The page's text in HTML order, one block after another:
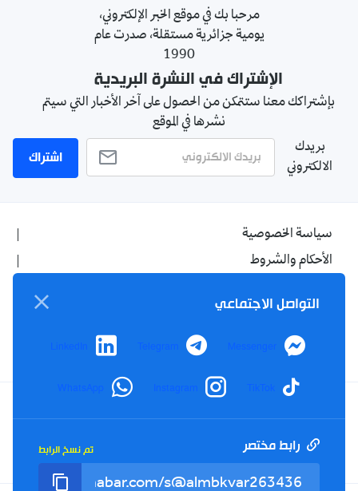
مرحبا بك في موقع الخبر الإلكتروني،
يومية جزائرية مستقلة، صدرت عام
1990
الإشتراك في النشرة البريدية
بإشتراكك معنا ستتمكن من الحصول على آخر الأخبار التي سيتم
نشرها في الموقع
بريدك
الالكتروني
اشتراك
سياسة الخصوصية
الأحكام والشروط
اتصل بنا
من نحن
Facebook
YouTube
TikTok
Twitter
التواصل الاجتماعي
Messenger
Telegram
LinkedIn
TikTok
Instagram
WhatsApp
رابط مختصر تم نسخ الرابط